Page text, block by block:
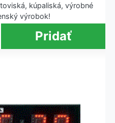
kúpaliská, výrobné
výrobok!